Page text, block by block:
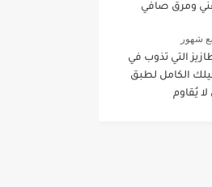
ومرق صافي
شهور
التي تذوب في
الكامل لطبق
يُقاوم